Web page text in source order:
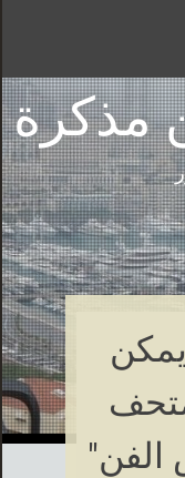
مذكرة
يمكن
الفن"